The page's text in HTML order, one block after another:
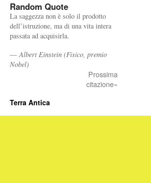
Random Quote
La saggezza non è solo il prodotto
dell’istruzione, ma di una vita intera
passata ad acquisirla.
—Albert Einstein (Fisico, premio
Nobel)
Prossima
citazione»
Terra Antica